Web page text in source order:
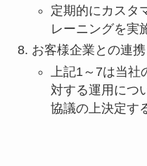
定期的にカスタ
レーニングを実
お客様企業との連携
上記1～7は当
対する運用につ
協議の上決定す